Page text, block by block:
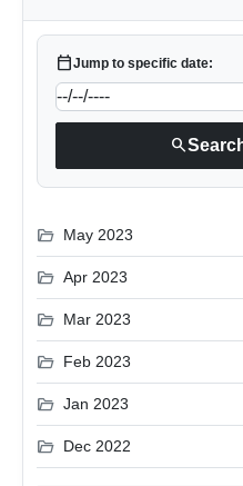
calendar_todayJump to specific date:
search
folder_open May 2023
folder_open Apr 2023
folder_open Mar 2023
folder_open Feb 2023
folder_open Jan 2023
folder_open Dec 2022